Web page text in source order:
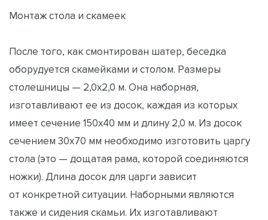
Монтаж стола и скамеек
После того, как смонтирован шатер, беседка
оборудуется скамейками и столом. Размеры
столешницы — 2,0х2,0 м. Она наборная,
изготавливают ее из досок, каждая из которых
имеет сечение 150х40 мм и длину 2,0 м. Из досок
сечением 30х70 мм необходимо изготовить царгу
стола (это — дощатая рама, которой соединяются
ножки). Длина досок для царги зависит
от конкретной ситуации. Наборными являются
также и сидения скамьи. Их изготавливают